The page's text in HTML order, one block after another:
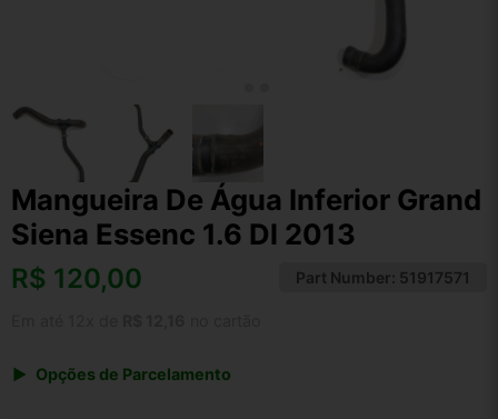
Mangueira De Água Inferior Grand
Siena Essenc 1.6 Dl 2013
R$ 120,00 Part Number: 51917571
Opções de Parcelamento